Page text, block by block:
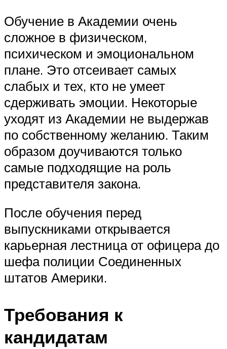
Обучение в Академии очень
сложное в физическом,
психическом и эмоциональном
плане. Это отсеивает самых
слабых и тех, кто не умеет
сдерживать эмоции. Некоторые
уходят из Академии не выдержав
по собственному желанию. Таким
образом доучиваются только
самые подходящие на роль
представителя закона.
После обучения перед
выпускниками открывается
карьерная лестница от офицера до
шефа полиции Соединенных
штатов Америки.
Требования к
кандидатам